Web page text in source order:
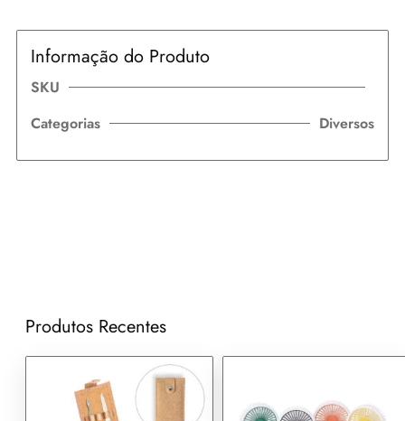
Informação do Produto
SKU
Categorias
Diversos
Produtos Recentes